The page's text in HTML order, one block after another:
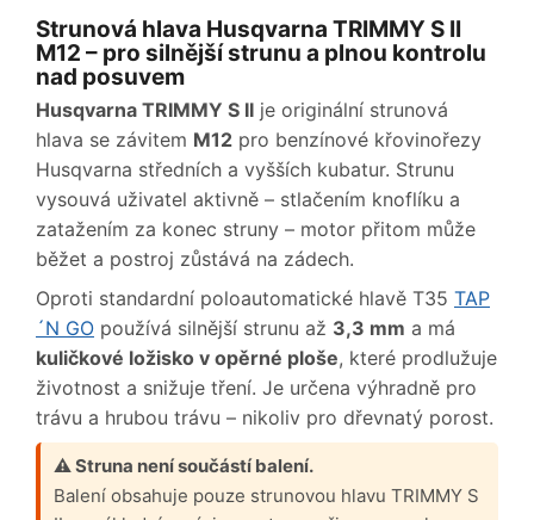
Strunová hlava Husqvarna TRIMMY S II
M12 – pro silnější strunu a plnou kontrolu
nad posuvem
Husqvarna TRIMMY S II je originální strunová
hlava se závitem M12 pro benzínové křovinořezy
Husqvarna středních a vyšších kubatur. Strunu
vysouvá uživatel aktivně – stlačením knoflíku a
zatažením za konec struny – motor přitom může
běžet a postroj zůstává na zádech.
Oproti standardní poloautomatické hlavě T35 TAP
´N GO používá silnější strunu až 3,3 mm a má
kuličkové ložisko v opěrné ploše, které prodlužuje
životnost a snižuje tření. Je určena výhradně pro
trávu a hrubou trávu – nikoliv pro dřevnatý porost.
⚠ Struna není součástí balení.
Balení obsahuje pouze strunovou hlavu TRIMMY S